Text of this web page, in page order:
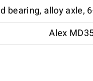
bearing, alloy axle,
Alex